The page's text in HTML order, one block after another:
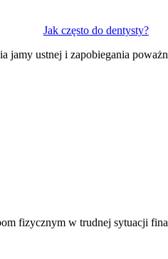
Jak często do dentysty?
jamy ustnej i zapobiegania
fizycznym w trudnej sytuacji